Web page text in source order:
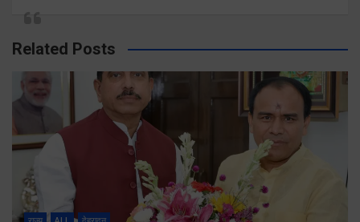
Related Posts